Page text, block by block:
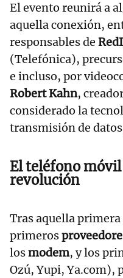
El evento reunirá a
aquella conexión,
responsables de
(Telefónica),
e incluso, por
Robert Kahn,
considerado la
transmisión de
El teléfono
revolución
Tras aquella
primeros
losmodem, y los
Ozú, Yupi, Ya.com),